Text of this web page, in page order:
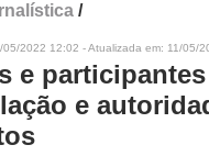
/
05/2022 12:02 - Atualizada em: 11/05/
e
e